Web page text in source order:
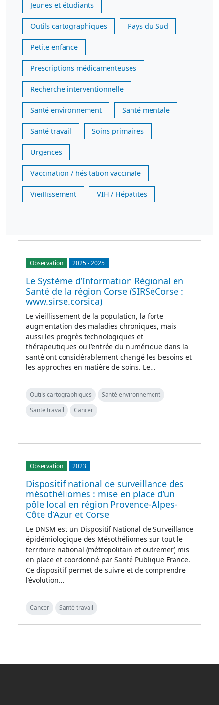
Jeunes et étudiants
Outils cartographiques Pays du Sud
Petite enfance
Prescriptions médicamenteuses
Recherche interventionnelle
Santé environnement Santé mentale
Santé travail Soins primaires
Urgences
Vaccination / hésitation vaccinale
Vieillissement VIH / Hépatites
Observation 2025-2025
Le Système d’Information Régional en
Santé de la région Corse (SIRSéCorse :
www.sirse.corsica)
Le vieillissement de la population, la forte
augmentation des maladies chroniques, mais
aussi les progrès technologiques et
thérapeutiques ou l’entrée du numérique dans la
santé ont considérablement changé les besoins et
les approches en matière de soins. Le…
Outils cartographiques
Santé environnement
Santé travail
Cancer
Observation 2023
Dispositif national de surveillance des
mésothéliomes : mise en place d’un
pôle local en région Provence-Alpes-
Côte d’Azur et Corse
Le DNSM est un Dispositif National de Surveillance
épidémiologique des Mésothéliomes sur tout le
territoire national (métropolitain et outremer) mis
en place et coordonné par Santé Publique France.
Ce dispositif permet de suivre et de comprendre
l’évolution…
Cancer Santé travail